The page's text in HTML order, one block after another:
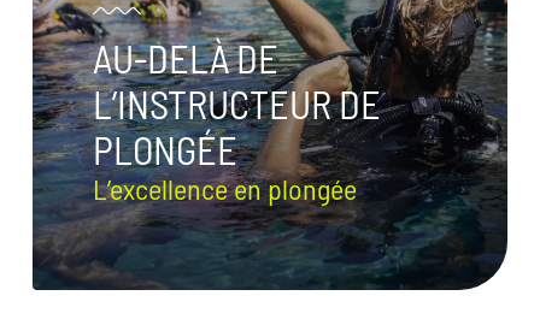
AU-DELÀ DE
L’INSTRUCTEUR DE
PLONGÉE
L’excellence en plongée